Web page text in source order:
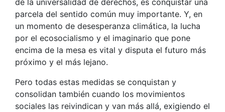
de la universalidad de derechos, es conquistar una
parcela del sentido común muy importante. Y, en
un momento de desesperanza climática, la lucha
por el ecosocialismo y el imaginario que pone
encima de la mesa es vital y disputa el futuro más
próximo y el más lejano.
Pero todas estas medidas se conquistan y
consolidan también cuando los movimientos
sociales las reivindican y van más allá, exigiendo el